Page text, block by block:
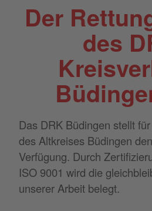
Der
des
Das DRK Büdingen stellt
des Altkreises Büdingen
Verfügung. Durch
ISO 9001 wird die
unserer Arbeit belegt.